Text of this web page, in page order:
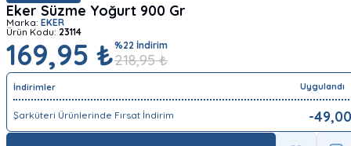
Eker Süzme Yoğurt 900 Gr
Marka: EKER
Ürün Kodu: 23114
169,95 ₺%22 İndirim
218,95 ₺
İndirimler Uygulandı
Şarküteri Ürünlerinde Fırsat İndirim -49,00